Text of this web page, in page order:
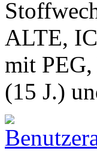
ALTE,
mit
(15 J.)